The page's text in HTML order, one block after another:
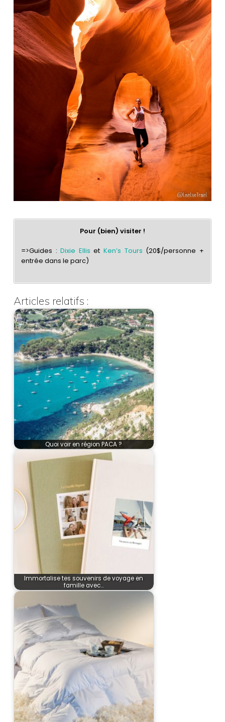
Pour (bien) visiter !
=>Guides :Dixie Ellis etKen’s Tours (20$/personne +
entrée dans le parc)
Articles relatifs :
Quoi voir en région PACA ?
Immortalise tes souvenirs de voyage en
famille avec…